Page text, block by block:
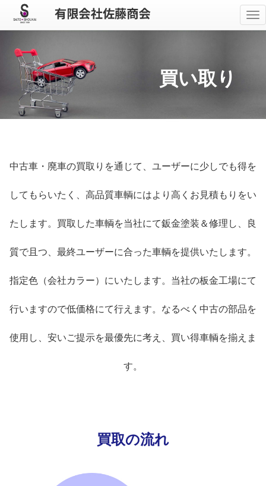
メ
ニ
買い取り
中古車・廃車の買取りを通じて、ユーザーに少しでも得を
してもらいたく、高品質車輌にはより高くお見積もりをい
たします。買取した車輌を当社にて鈑金塗装＆修理し、良
質で且つ、最終ユーザーに合った車輌を提供いたします。
指定色（会社カラー）にいたします。当社の板金工場にて
行いますので低価格にて行えます。なるべく中古の部品を
使用し、安いご提示を最優先に考え、買い得車輌を揃えま
す。
買取の流れ